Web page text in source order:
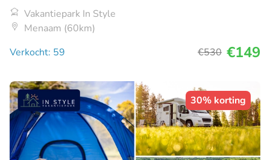
Vakantiepark In Style
Menaam (60km)
Verkocht: 59
€530 €149
30% korting